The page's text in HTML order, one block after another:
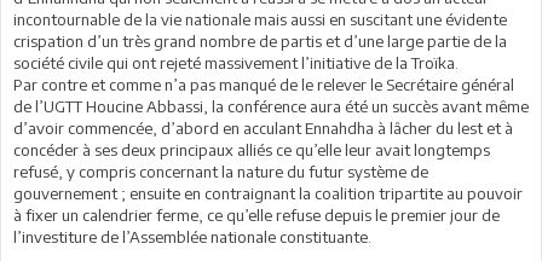
incontournable de la vie nationale mais aussi en suscitant une évidente
crispation d’un très grand nombre de partis et d’une large partie de la
société civile qui ont rejeté massivement l’initiative de la Troïka.
Par contre et comme n’a pas manqué de le relever le Secrétaire général
de l’UGTT Houcine Abbassi, la conférence aura été un succès avant même
d’avoir commencée, d’abord en acculant Ennahdha à lâcher du lest et à
concéder à ses deux principaux alliés ce qu’elle leur avait longtemps
refusé, y compris concernant la nature du futur système de
gouvernement ; ensuite en contraignant la coalition tripartite au pouvoir
à fixer un calendrier ferme, ce qu’elle refuse depuis le premier jour de
l’investiture de l’Assemblée nationale constituante.